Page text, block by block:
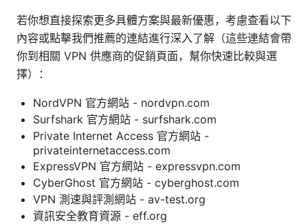
若你想直接探索更多具體方案與最新優惠，考慮查看以下
內容或點擊我們推薦的連結進行深入了解（這些連結會帶
你到相關 VPN 供應商的促銷頁面，幫你快速比較與選
擇）：
NordVPN 官方網站 - nordvpn.com
Surfshark 官方網站 - surfshark.com
Private Internet Access 官方網站 -
privateinternetaccess.com
ExpressVPN 官方網站 - expressvpn.com
CyberGhost 官方網站 - cyberghost.com
VPN 測速與評測網站 - av-test.org
資訊安全教育資源 - eff.org